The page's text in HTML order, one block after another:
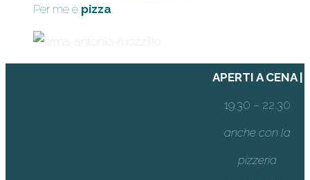
Per me è pizza.
APERTI A CENA |
19.30 – 22.30
anche con la
pizzeria